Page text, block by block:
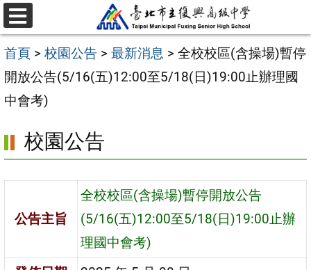
跳
至
主
要
內
區
選
單
首頁 > 校園公告 > 最新消息 > 全校校區(含操場)暫停
開放公告(5/16(五)12:00至5/18(日)19:00止辦理國
中會考)
校園公告
公告主旨
全校校區(含操場)暫停開放公告
(5/16(五)12:00至5/18(日)19:00止辦
理國中會考)